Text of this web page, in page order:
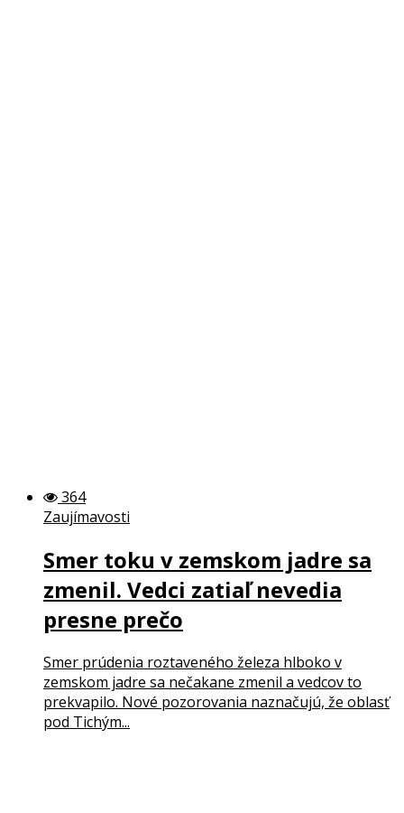
364
Zaujímavosti
Smer toku v zemskom jadre sa
zmenil. Vedci zatiaľ nevedia
presne prečo
Smer prúdenia roztaveného železa hlboko v
zemskom jadre sa nečakane zmenil a vedcov to
prekvapilo. Nové pozorovania naznačujú, že oblasť
pod Tichým...